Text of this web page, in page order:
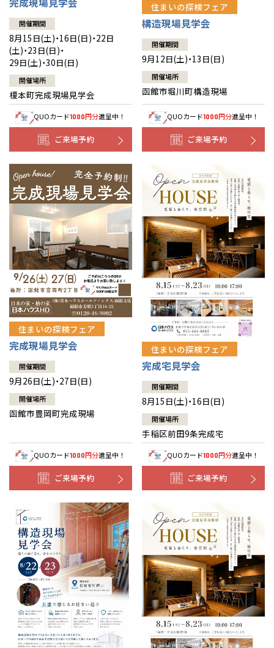
完成現場見学会
開催期間
8月15日(土)・16日(日)・22日
(土)・23日(日)・
29日(土)・30日(日)
開催場所
榎本町完成現場見学会
QUOカード1000円分進呈中！
ご来場予約
住まいの探検フェア
構造現場見学会
開催期間
9月12日(土)・13日(日)
開催場所
函館市堀川町構造現場
QUOカード1000円分進呈中！
ご来場予約
住まいの探検フェア
完成現場見学会
開催期間
9月26日(土)・27日(日)
開催場所
函館市豊岡町完成現場
QUOカード1000円分進呈中！
ご来場予約
住まいの探検フェア
完成宅見学会
開催期間
8月15日(土)・16日(日)
開催場所
手稲区前田9条完成宅
QUOカード1000円分進呈中！
ご来場予約
全国の展示場
北海道
札幌
東北
お近くのイベント
北海道
札幌
札幌
小樽
東北